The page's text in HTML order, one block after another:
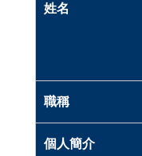
姓名
職稱
個人簡介